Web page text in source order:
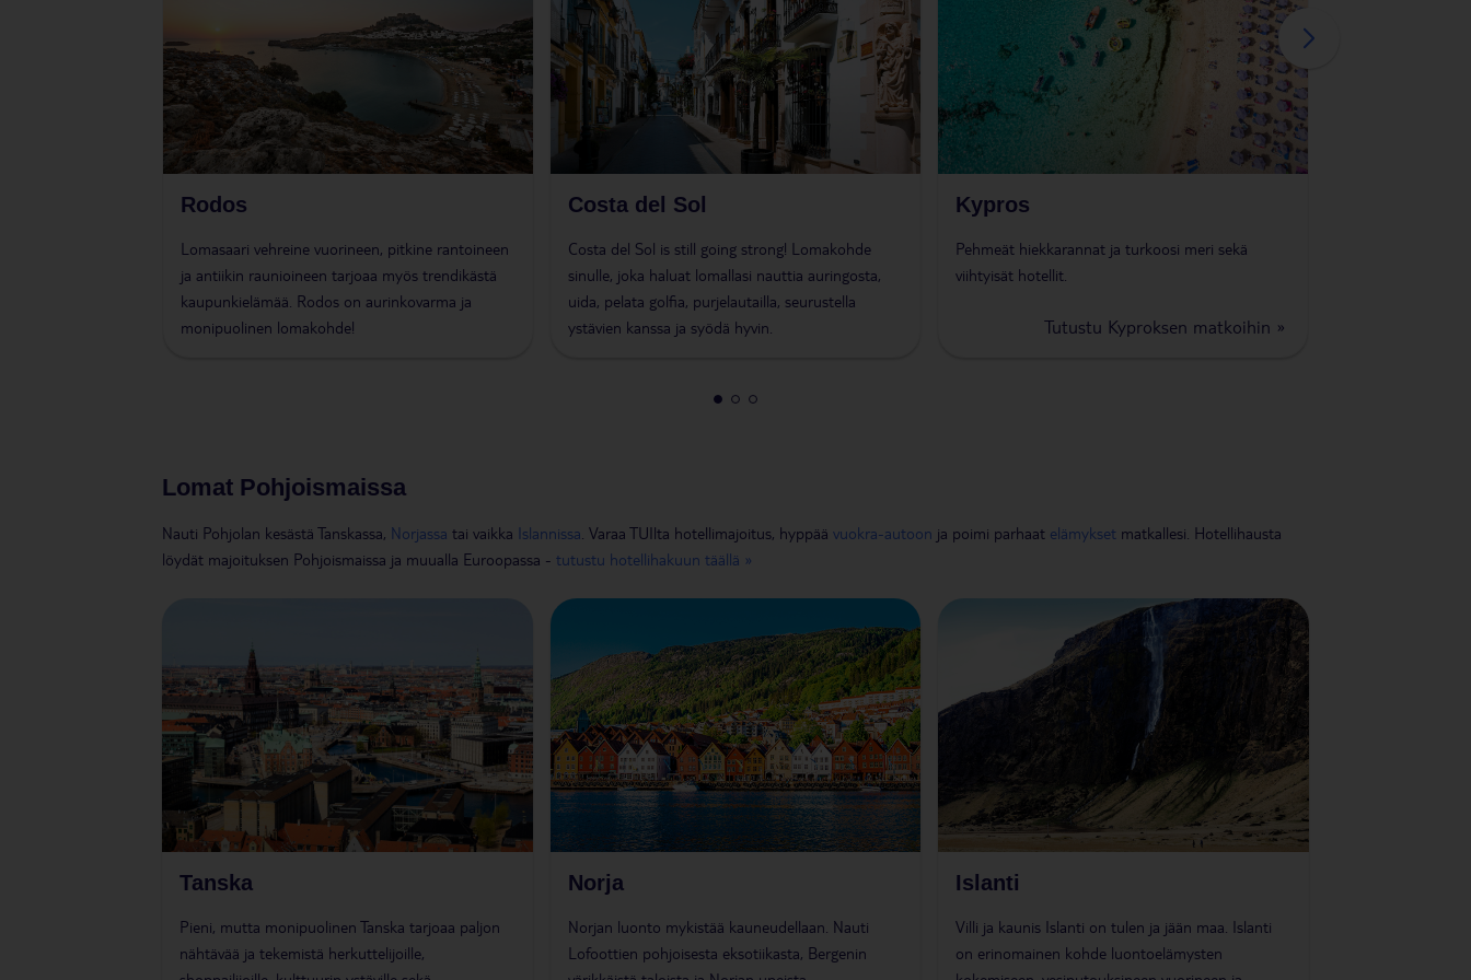
Rodos
Lomasaari vehreine vuorineen, pitkine rantoineen
ja antiikin raunioineen tarjoaa myös trendikästä
kaupunkielämää. Rodos on aurinkovarma ja
monipuolinen lomakohde!
Costa del Sol
Costa del Sol is still going strong! Lomakohde
sinulle, joka haluat lomallasi nauttia auringosta,
uida, pelata golfia, purjelautailla, seurustella
ystävien kanssa ja syödä hyvin.
Kypros
Pehmeät hiekkarannat ja turkoosi meri sekä
viihtyisät hotellit.
Tutustu Kyproksen matkoihin »
Lomat Pohjoismaissa
Nauti Pohjolan kesästä Tanskassa, Norjassa tai vaikka Islannissa . Varaa TUIlta hotellimajoitus, hyppää vuokra-autoon ja poimi parhaat elämykset matkallesi. Hotellihausta
löydät majoituksen Pohjoismaissa ja muualla Euroopassa - tutustu hotellihakuun täällä »
Tanska
Pieni, mutta monipuolinen Tanska tarjoaa paljon
nähtävää ja tekemistä herkuttelijoille,
Norja
Norjan luonto mykistää kauneudellaan. Nauti
Lofoottien pohjoisesta eksotiikasta, Bergenin
Islanti
Villi ja kaunis Islanti on tulen ja jään maa. Islanti
on erinomainen kohde luontoelämysten